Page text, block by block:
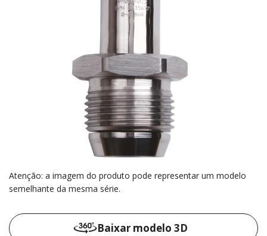
Atenção: a imagem do produto pode representar um modelo
semelhante da mesma série.
Baixar modelo 3D